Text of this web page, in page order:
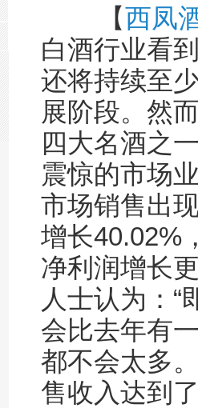
【西凤
白酒行业看
还将持续至
展阶段。然
四大名酒之
震惊的市场
市场销售出
增长40.02%
净利润增长
人士认为：
会比去年有
都不会太多
售收入达到